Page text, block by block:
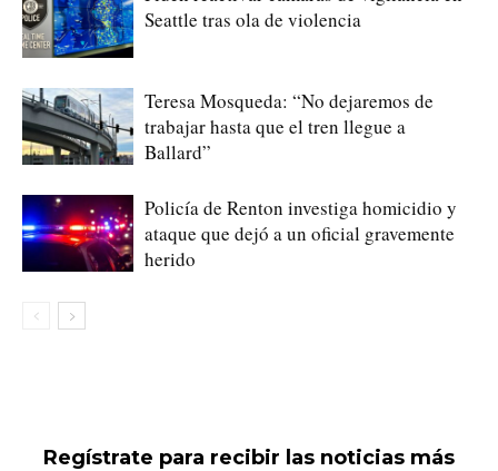
Seattle tras ola de violencia
Teresa Mosqueda: “No dejaremos de
trabajar hasta que el tren llegue a
Ballard”
Policía de Renton investiga homicidio y
ataque que dejó a un oficial gravemente
herido
Regístrate para recibir las noticias más